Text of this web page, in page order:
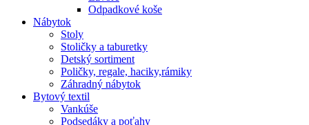
Odpadkové koše
Nábytok
Stoly
Stoličky a taburetky
Detský sortiment
Poličky, regale, haciky,rámiky
Záhradný nábytok
Bytový textil
Vankúše
Podsedáky a poťahy